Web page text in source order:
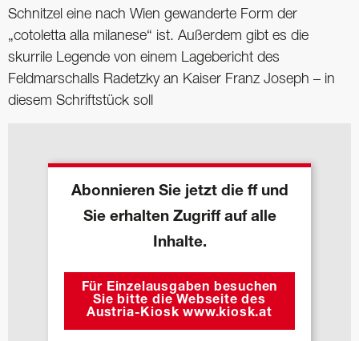
Schnitzel eine nach Wien gewanderte Form der
„cotoletta alla milanese“ ist. Außerdem gibt es die
skurrile Legende von einem Lagebericht des
Feldmarschalls Radetzky an Kaiser Franz Joseph – in
diesem Schriftstück soll
Abonnieren Sie jetzt die ff und
Sie erhalten Zugriff auf alle
Inhalte.
Für Einzelausgaben besuchen
Sie bitte die Webseite des
Austria-Kiosk www.kiosk.at